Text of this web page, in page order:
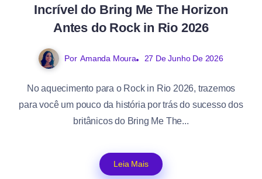
Incrível do Bring Me The Horizon
Antes do Rock in Rio 2026
Por Amanda Moura 27 De Junho De 2026
No aquecimento para o Rock in Rio 2026, trazemos
para você um pouco da história por trás do sucesso dos
britânicos do Bring Me The...
Leia Mais